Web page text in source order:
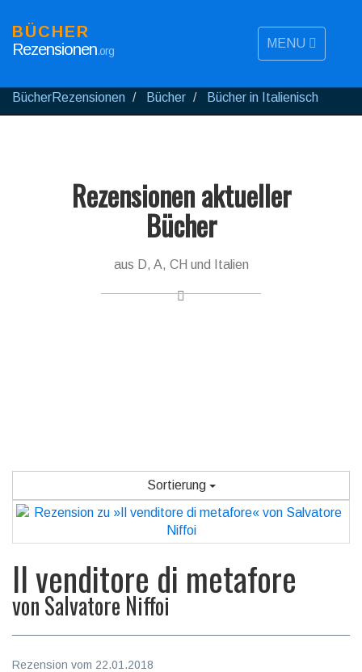
MENU
BÜCHER
Rezensionen.org
BücherRezensionen Bücher Bücher in Italienisch
Rezensionen aktueller
Bücher
aus D, A, CH und Italien
Sortierung
Il venditore di metafore
vonSalvatore Niffoi
Rezension vom 22.01.2018